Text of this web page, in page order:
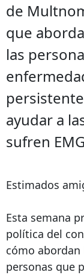
de
que
las
ayudar a
sufren
Estimados
Esta semana
política del
cómo abordan
personas que